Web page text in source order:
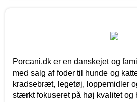
Porcani.dk er en danskejet og
med salg af foder til hunde og
kradsebræt, legetøj, loppemidler
stærkt fokuseret på høj kvalitet og